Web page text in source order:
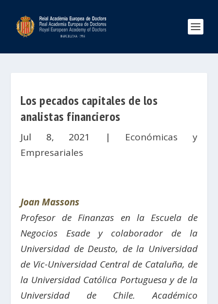
Los pecados capitales de los
analistas financieros
Jul 8, 2021 | Económicas y
Empresariales
Joan Massons
Profesor de Finanzas en la Escuela de
Negocios Esade y colaborador de la
Universidad de Deusto, de la Universidad
de Vic-Universidad Central de Cataluña, de
la Universidad Católica Portuguesa y de la
Universidad de Chile. Académico